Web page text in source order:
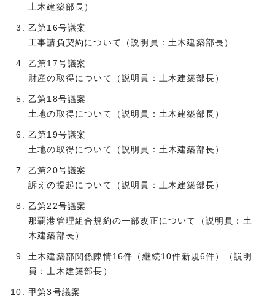
土木建築部長）
乙第16号議案
工事請負契約について（説明員：土木建築部長）
乙第17号議案
財産の取得について（説明員：土木建築部長）
乙第18号議案
土地の取得について（説明員：土木建築部長）
乙第19号議案
土地の取得について（説明員：土木建築部長）
乙第20号議案
訴えの提起について（説明員：土木建築部長）
乙第22号議案
那覇港管理組合規約の一部改正について（説明員：土
木建築部長）
土木建築部関係陳情16件（継続10件新規6件）（説明
員：土木建築部長）
甲第3号議案